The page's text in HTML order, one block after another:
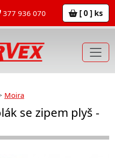
377 936 070 [ 0 ] ks
Moira
se zipem plyš -